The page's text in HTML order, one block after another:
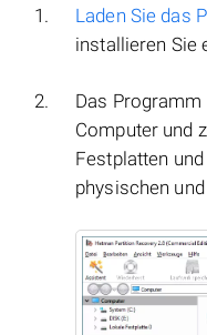
Laden Sie das
installieren Sie
Das
Computer und
Festplatten
physischen